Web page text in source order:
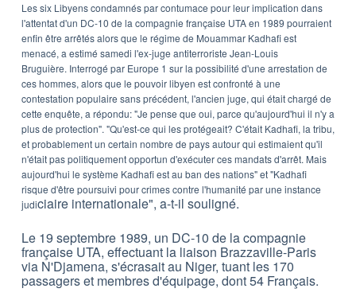
Les six Libyens condamnés par contumace pour leur implication dans
l'attentat d'un DC-10 de la compagnie française UTA en 1989 pourraient
enfin être arrêtés alors que le régime de Mouammar Kadhafi est
menacé, a estimé samedi l'ex-juge antiterroriste Jean-Louis
Bruguière. Interrogé par Europe 1 sur la possibilité d'une arrestation de
ces hommes, alors que le pouvoir libyen est confronté à une
contestation populaire sans précédent, l'ancien juge, qui était chargé de
cette enquête, a répondu: "Je pense que oui, parce qu'aujourd'hui il n'y a
plus de protection". "Qu'est-ce qui les protégeait? C'était Kadhafi, la tribu,
et probablement un certain nombre de pays autour qui estimaient qu'il
n'était pas politiquement opportun d'exécuter ces mandats d'arrêt. Mais
aujourd'hui le système Kadhafi est au ban des nations" et "Kadhafi
risque d'être poursuivi pour crimes contre l'humanité par une instance
judiciaire internationale", a-t-il souligné.
Le 19 septembre 1989, un DC-10 de la compagnie
française UTA, effectuant la liaison Brazzaville-Paris
via N'Djamena, s'écrasait au Niger, tuant les 170
passagers et membres d'équipage, dont 54 Français.